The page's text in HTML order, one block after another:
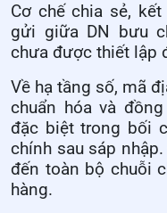
Cơ chế chia sẻ,
gửi giữa DN bưu
chưa được thiết lập
Về hạ tầng số, mã
chuẩn hóa và
đặc biệt trong bối
chính sau sáp
đến toàn bộ chuỗi
hàng.